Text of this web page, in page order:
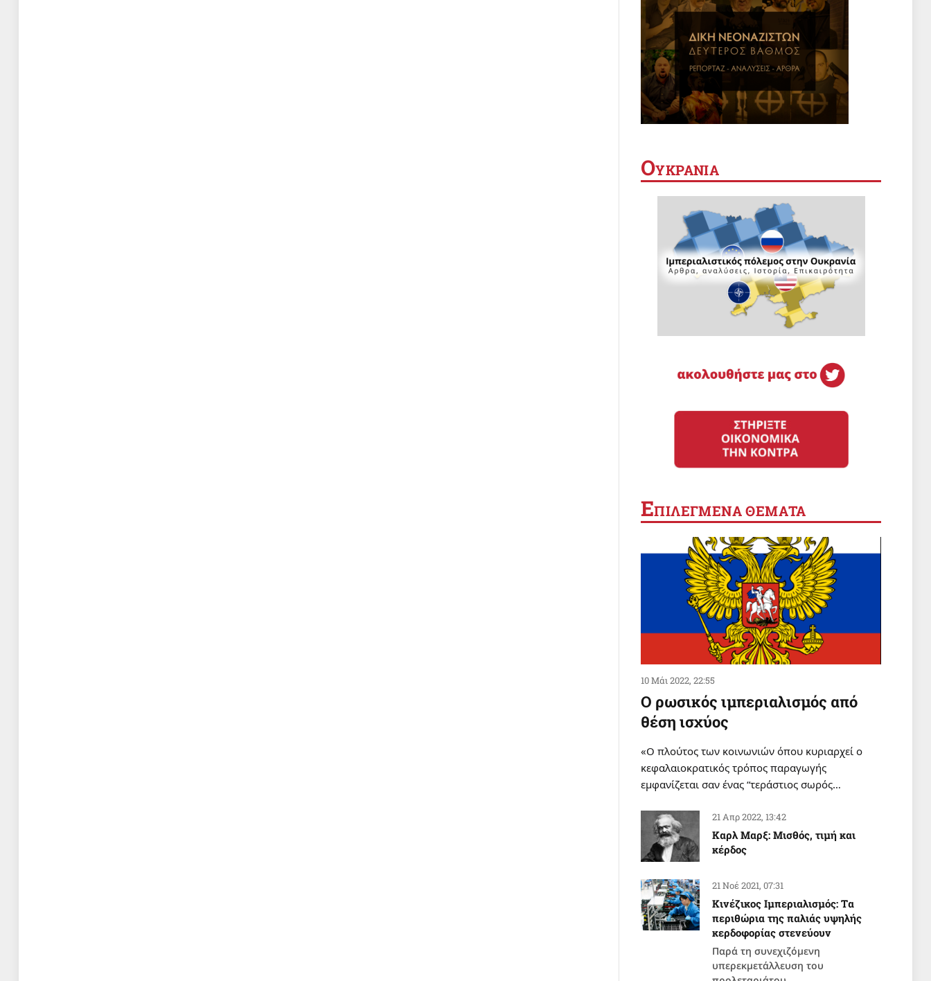
ΟΥΚΡΑΝΙΑ
ΕΠΙΛΕΓΜΕΝΑ ΘΕΜΑΤΑ
10 Μάι 2022, 22:55
Ο ρωσικός ιμπεριαλισμός από
θέση ισχύος
«Ο πλούτος των κοινωνιών όπου κυριαρχεί ο
κεφαλαιοκρατικός τρόπος παραγωγής
εμφανίζεται σαν ένας “τεράστιος σωρός…
21 Απρ 2022, 13:42
Καρλ Μαρξ: Μισθός, τιμή και
κέρδος
21 Νοέ 2021, 07:31
Κινέζικος Ιμπεριαλισμός: Tα
περιθώρια της παλιάς υψηλής
κερδοφορίας στενεύουν
Παρά τη συνεχιζόμενη
υπερεκμετάλλευση του